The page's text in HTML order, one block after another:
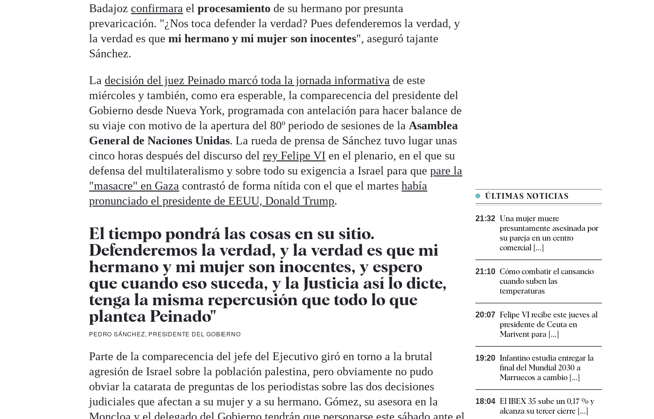
Badajoz confirmara elprocesamientode su hermano por presunta
prevaricación. "¿Nos toca defender la verdad? Pues defenderemos la verdad, y
la verdad es quemi hermano y mi mujer son inocentes", aseguró tajante
Sánchez.
Ladecisión del juez Peinado marcó toda la jornada informativa de este
miércoles y también, como era esperable, la comparecencia del presidente del
Gobierno desde Nueva York, programada con antelación para hacer balance de
su viaje con motivo de la apertura del 80º periodo de sesiones de la Asamblea
General de Naciones Unidas. La rueda de prensa de Sánchez tuvo lugar unas
cinco horas después del discurso delrey Felipe VI en el plenario, en el que su
defensa del multilateralismo y sobre todo su exigencia a Israel para quepare la
"masacre" en Gaza contrastó de forma nítida con el que el marteshabía
pronunciado el presidente de EEUU, Donald Trump.
El tiempo pondrá las cosas en su sitio.
Defenderemos la verdad, y la verdad es que mi
hermano y mi mujer son inocentes, y espero
que cuando eso suceda, y la Justicia así lo dicte,
tenga la misma repercusión que todo lo que
plantea Peinado"
PEDRO SÁNCHEZ, PRESIDENTE DEL GOBIERNO
Parte de la comparecencia del jefe del Ejecutivo giró en torno a la brutal
agresión de Israel sobre la población palestina, pero obviamente no pudo
obviar la catarata de preguntas de los periodistas sobre las dos decisiones
judiciales que afectan a su mujer y a su hermano. Gómez, su asesora en la
ÚLTIMAS NOTICIAS
21:32 Una mujer muere
presuntamente asesinada por
su pareja en un centro
comercial [...]
21:10 Cómo combatir el cansancio​
cuando suben las
temperaturas
20:07 Felipe VI recibe este jueves al
presidente de Ceuta en
Marivent para [...]
19:20 Infantino estudia entregar la
final del Mundial 2030 a
Marruecos a cambio [...]
18:04 El IBEX 35 sube un 0,17 % y
alcanza su tercer cierre [...]